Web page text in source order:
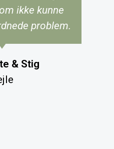
ikke kunne
problem.
& Stig